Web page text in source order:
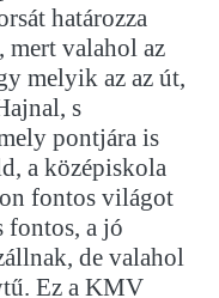
határozza
mert valahol az
melyik az az út,
s
pontjára is
a középiskola
fontos világot
fontos, a jó
de valahol
Ez a KMV